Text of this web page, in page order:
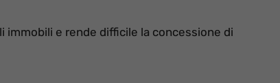
immobili e rende difficile la concessione di